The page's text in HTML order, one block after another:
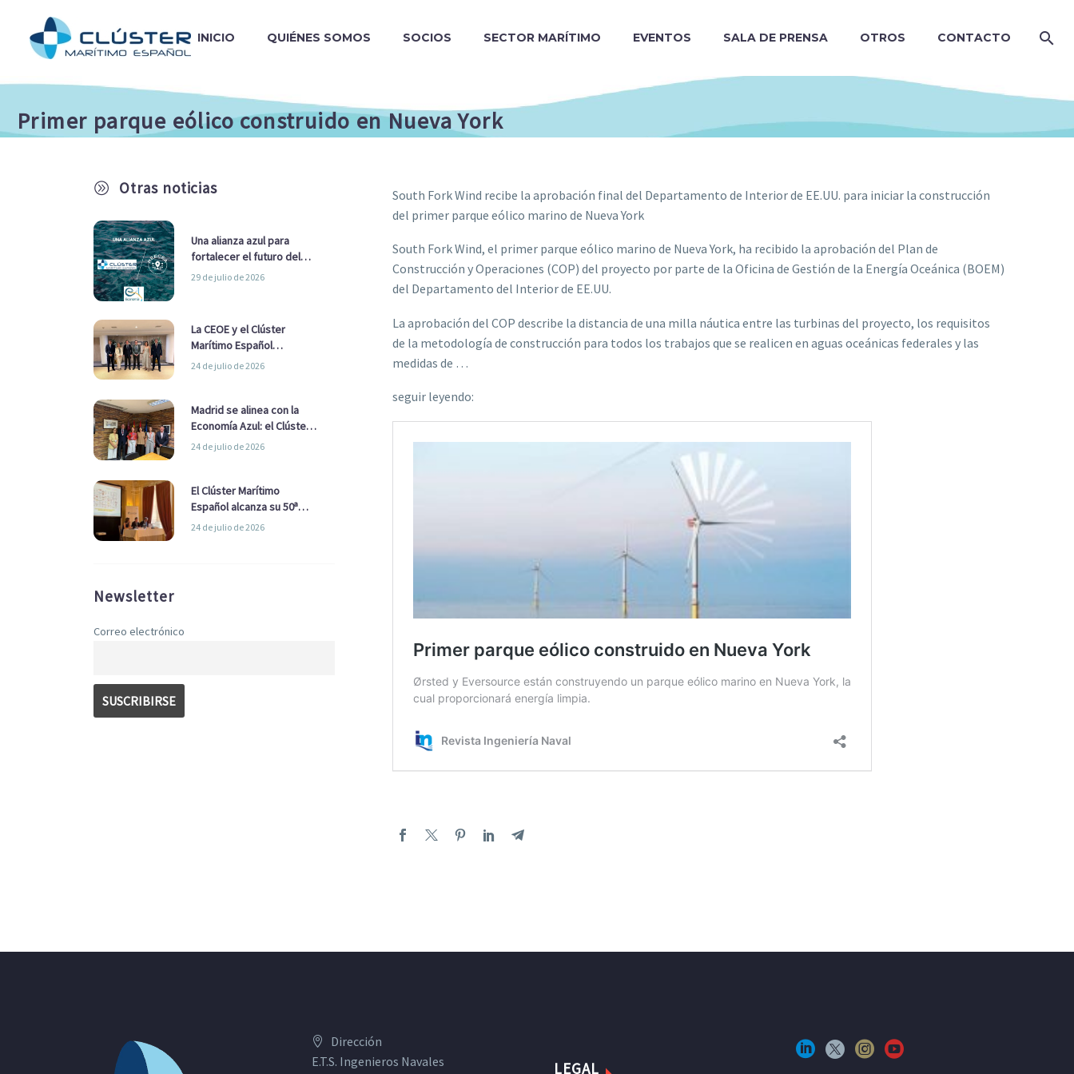
INICIO QUIÉNES SOMOS SOCIOS SECTOR MARÍTIMO EVENTOS SALA DE PRENSA OTROS CONTACTO
Primer parque eólico construido en Nueva York
A Otras noticias
Una alianza azul para
fortalecer el futuro del
sector marítimo
29 de julio de 2026
La CEOE y el Clúster
Marítimo Español
refuerzan su alianza para
24 de julio de 2026
Madrid se alinea con la
Economía Azul: el Clúster
Marítimo Español y la Real
Ayuntamiento
24 de julio de 2026
El Clúster Marítimo
Español alcanza su 50ª
Asamblea reafirmando su
24 de julio de 2026
Newsletter
Correo electrónico
South Fork Wind recibe la aprobación final del Departamento de Interior de EE.UU. para iniciar la construcción
del primer parque eólico marino de Nueva York
South Fork Wind, el primer parque eólico marino de Nueva York, ha recibido la aprobación del Plan de
Construcción y Operaciones (COP) del proyecto por parte de la Oficina de Gestión de la Energía Oceánica (BOEM)
del Departamento del Interior de EE.UU.
La aprobación del COP describe la distancia de una milla náutica entre las turbinas del proyecto, los requisitos
de la metodología de construcción para todos los trabajos que se realicen en aguas oceánicas federales y las
medidas de …
seguir leyendo:
Dirección
E.T.S. Ingenieros Navales
LEGAL